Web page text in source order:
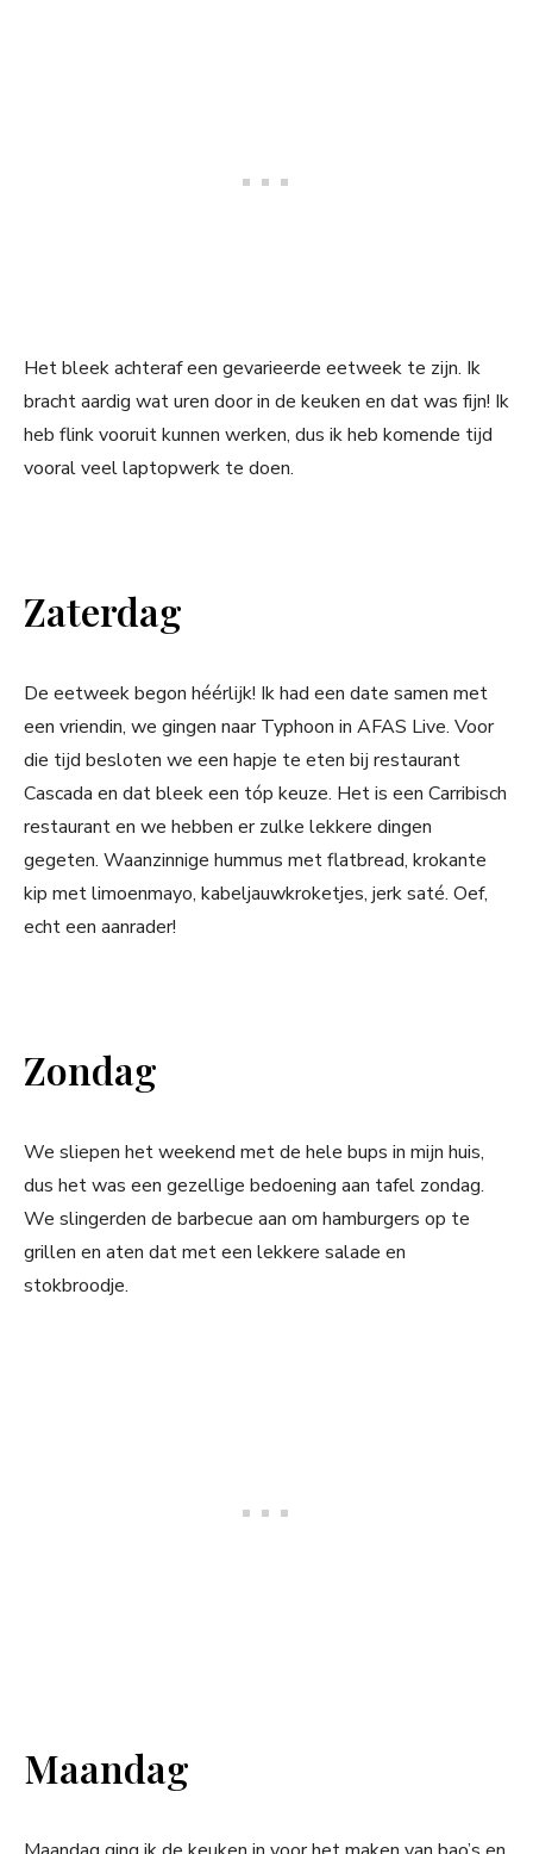
Het bleek achteraf een gevarieerde eetweek te zijn. Ik
bracht aardig wat uren door in de keuken en dat was fijn! Ik
heb flink vooruit kunnen werken, dus ik heb komende tijd
vooral veel laptopwerk te doen.
Zaterdag
De eetweek begon héérlijk! Ik had een date samen met
een vriendin, we gingen naar Typhoon in AFAS Live. Voor
die tijd besloten we een hapje te eten bij restaurant
Cascada en dat bleek een tóp keuze. Het is een Carribisch
restaurant en we hebben er zulke lekkere dingen
gegeten. Waanzinnige hummus met flatbread, krokante
kip met limoenmayo, kabeljauwkroketjes, jerk saté. Oef,
echt een aanrader!
Zondag
We sliepen het weekend met de hele bups in mijn huis,
dus het was een gezellige bedoening aan tafel zondag.
We slingerden de barbecue aan om hamburgers op te
grillen en aten dat met een lekkere salade en
stokbroodje.
Maandag